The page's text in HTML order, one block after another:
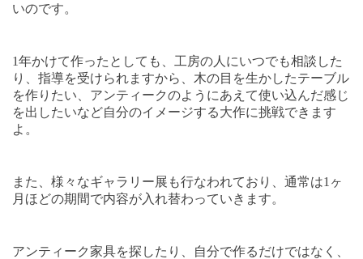
いのです。
1年かけて作ったとしても、工房の人にいつでも相談した
り、指導を受けられますから、木の目を生かしたテーブル
を作りたい、アンティークのようにあえて使い込んだ感じ
を出したいなど自分のイメージする大作に挑戦できます
よ。
また、様々なギャラリー展も行なわれており、通常は1 ヶ
月ほどの期間で内容が入れ替わっていきます。
アンティーク家具を探したり、自分で作るだけではなく、